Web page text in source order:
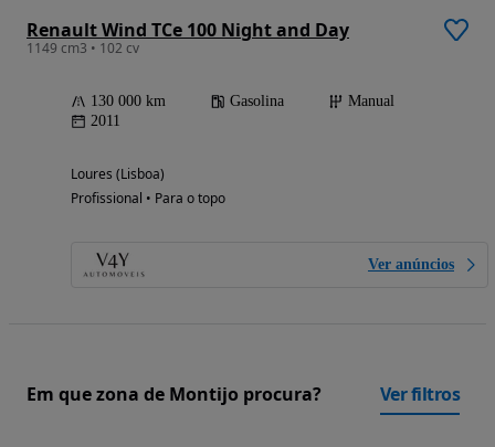
Renault Wind TCe 100 Night and Day
1149 cm3 • 102 cv
130 000 km Gasolina
Manual
2011
Loures (Lisboa)
Profissional • Para o topo
Ver anúncios
Em que zona de Montijo procura? Ver filtros